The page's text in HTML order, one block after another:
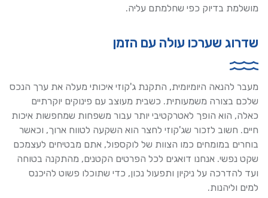
מושלמת בדיוק כפי שחלמתם עליה.
שדרוג שערכו עולה עם הזמן
מעבר להנאה היומיומית, התקנת ג'קוזי איכותי מעלה את ערך הנכס
שלכם בצורה משמעותית. כשבית מעוצב עם פינוקים יוקרתיים
כאלה, הוא הופך לאטרקטיבי יותר עבור משפחות שמחפשות איכות
חיים. חשוב לזכור שג'קוזי לחצר הוא השקעה לטווח ארוך, וכאשר
בוחרים במומחים כמו הצוות של לוקספול, אתם מבטיחים לעצמכם
שקט נפשי. אנחנו דואגים לכל הפרטים הקטנים, מהתקנה בטוחה
ועד להדרכה על ניקיון ותפעול נכון, כדי שתוכלו פשוט להיכנס
למים וליהנות.